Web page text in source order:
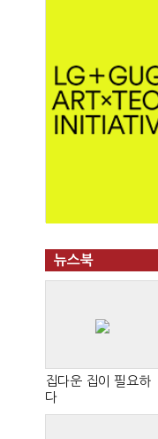
뉴스북
집다운 집이 필요하
다